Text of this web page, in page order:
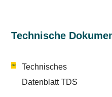
Technische
Technisches
Datenblatt TDS